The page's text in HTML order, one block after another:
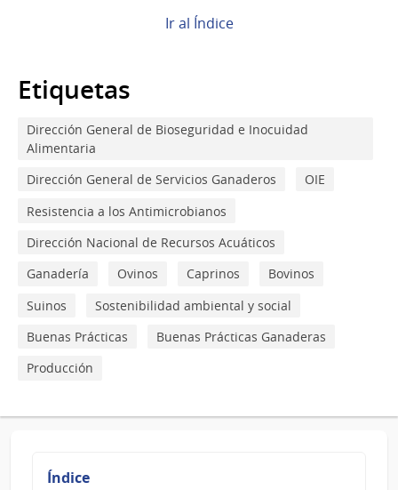
IntroducciónIr al Índice
Etiquetas
Dirección General de Bioseguridad e Inocuidad
Alimentaria
Dirección General de Servicios Ganaderos
OIE
Resistencia a los Antimicrobianos
Dirección Nacional de Recursos Acuáticos
Ganadería
Ovinos Caprinos
Bovinos
Suinos
Sostenibilidad ambiental y social
Buenas Prácticas
Buenas Prácticas Ganaderas
Producción
Índice